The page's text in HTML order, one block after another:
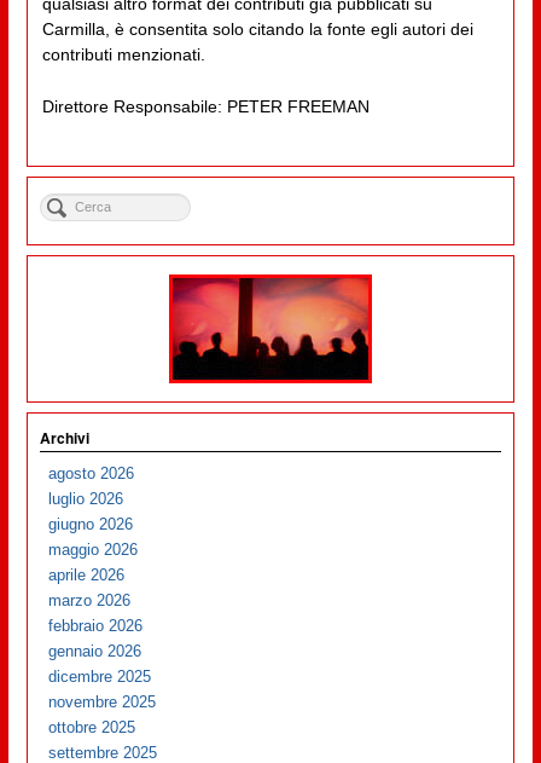
Carmilla, è consentita solo citando la fonte egli autori dei
contributi menzionati.
Direttore Responsabile: PETER FREEMAN
Archivi
agosto 2026
luglio 2026
giugno 2026
maggio 2026
aprile 2026
marzo 2026
febbraio 2026
gennaio 2026
dicembre 2025
novembre 2025
ottobre 2025
settembre 2025